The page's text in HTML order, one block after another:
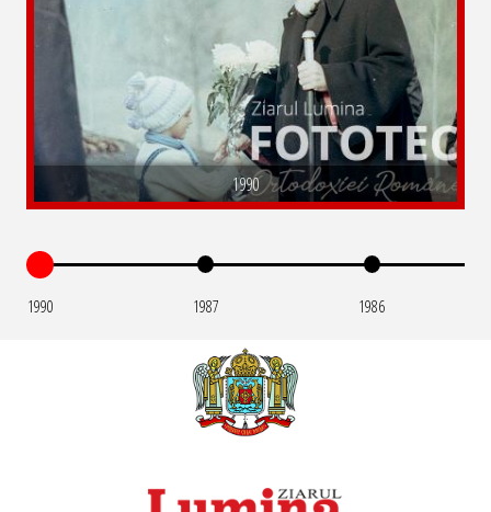
1990
1990 1987 1986